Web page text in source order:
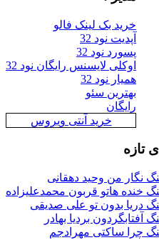
بک لینک فالو
نود 32
لایسنس رایگان نود 32
نود 32
سئو
خرید آنتی ویروس
وحید دهقانی
قربون محمدعلیزاده
تو علی صدیقی
بردیا بهادر
مهرادجم